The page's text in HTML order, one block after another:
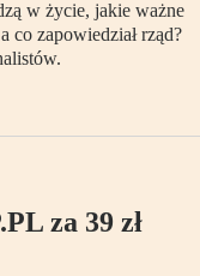
w życie, jakie ważne
co zapowiedział rząd?
za 39 zł